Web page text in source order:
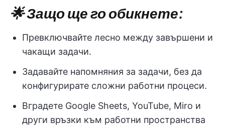
🌟 Защо ще го обикнете:
Превключвайте лесно между завършени и
чакащи задачи.
Задавайте напомняния за задачи, без да
конфигурирате сложни работни процеси.
Вградете Google Sheets, YouTube, Miro и
други връзки към работни пространства